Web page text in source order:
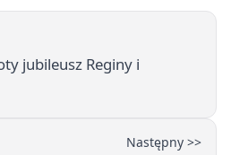
jubileusz Reginy i
Następny >>